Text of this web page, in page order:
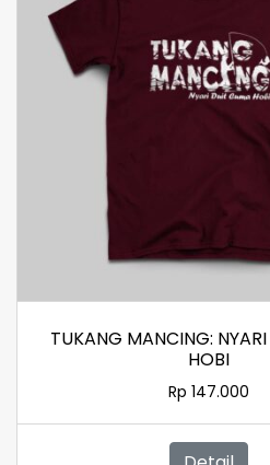
TUKANG MANCING:
HOBI
Rp 147.000